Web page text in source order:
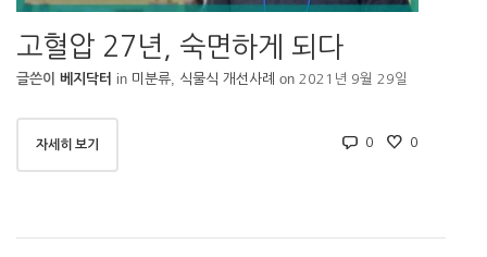
고혈압 27년, 숙면하게 되다
글쓴이 베지닥터 in 미분류, 식물식 개선사례 on 2021년 9월 29일
자세히 보기 0 0